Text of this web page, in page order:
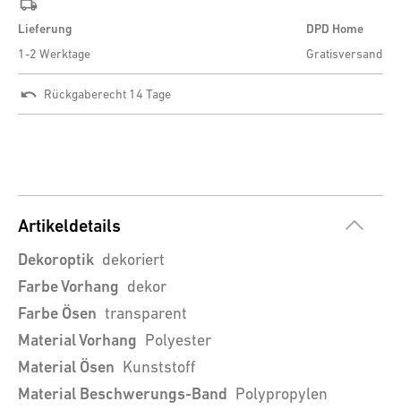
Lieferung
1-2 Werktage
DPD Home
Gratisversand
Rückgaberecht 14 Tage
Artikeldetails
Dekoroptik dekoriert
Farbe Vorhang dekor
Farbe Ösen transparent
Material Vorhang Polyester
Material Ösen Kunststoff
Material Beschwerungs-Band Polypropylen